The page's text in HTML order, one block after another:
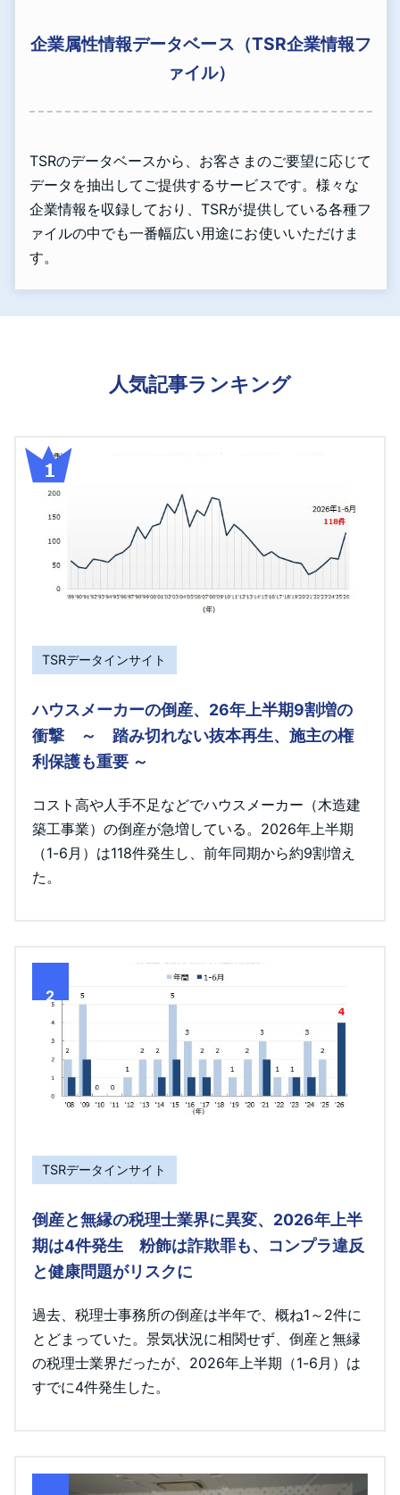
企業属性情報データベース（TSR企業情報フ
ァイル）
TSRのデータベースから、お客さまのご要望に応じて
データを抽出してご提供するサービスです。様々な
企業情報を収録しており、TSRが提供している各種フ
ァイルの中でも一番幅広い用途にお使いいただけま
す。
人気記事ランキング
TSRデータインサイト
ハウスメーカーの倒産、26年上半期9割増の
衝撃 ～ 踏み切れない抜本再生、施主の権
利保護も重要 ～
コスト高や人手不足などでハウスメーカー（木造建
築工事業）の倒産が急増している。2026年上半期
（1-6月）は118件発生し、前年同期から約9割増え
た。
2
TSRデータインサイト
倒産と無縁の税理士業界に異変、2026年上半
期は4件発生 粉飾は詐欺罪も、コンプラ違反
と健康問題がリスクに
過去、税理士事務所の倒産は半年で、概ね1～2件に
とどまっていた。景気状況に相関せず、倒産と無縁
の税理士業界だったが、2026年上半期（1-6月）は
すでに4件発生した。